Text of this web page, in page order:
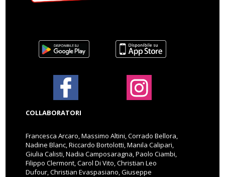
COLLABORATORI
Francesca Arcaro, Massimo Altini, Corrado Bellora,
Nadine Blanc, Riccardo Bortolotti, Manila Calipari,
Giulia Calisti, Nadia Camposaragna, Paolo Ciambi,
Filippo Clermont, Carol Di Vito, Christian Leo
Dufour, Christian Evaspasiano, Giuseppe